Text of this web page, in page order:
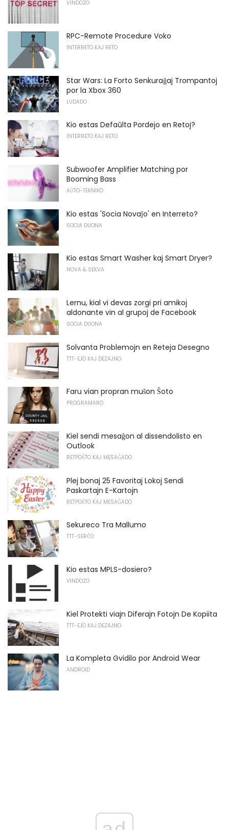
VINDOZO
RPC-Remote Procedure Voko
INTERRETO KAJ RETO
Star Wars: La Forto Senkuraĝaj Trompantoj
por la Xbox 360
LUDADO
Kio estas Defaŭlta Pordejo en Retoj?
INTERRETO KAJ RETO
Subwoofer Amplifier Matching por
Booming Bass
AŬTO-TEKNIKO
Kio estas 'Socia Novaĵo' en Interreto?
SOCIA DUONA
Kio estas Smart Washer kaj Smart Dryer?
NOVA & SEKVA
Lernu, kial vi devas zorgi pri amikoj
aldonante vin al grupoj de Facebook
SOCIA DUONA
Solvanta Problemojn en Reteja Desegno
TTT-EJO KAJ DEZAJNO
Faru vian propran muŝon Ŝoto
PROGRAMARO
Kiel sendi mesaĝon al dissendolisto en
Outlook
RETPOŜTO KAJ MESAĜADO
Plej bonaj 25 Favoritaj Lokoj Sendi
Paskartajn E-Kartojn
RETPOŜTO KAJ MESAĜADO
Sekureco Tra Mallumo
TTT-SERĈO
Kio estas MPLS-dosiero?
VINDOZO
Kiel Protekti viajn Diferajn Fotojn De Kopiita
TTT-EJO KAJ DEZAJNO
La Kompleta Gvidilo por Android Wear
ANDROID